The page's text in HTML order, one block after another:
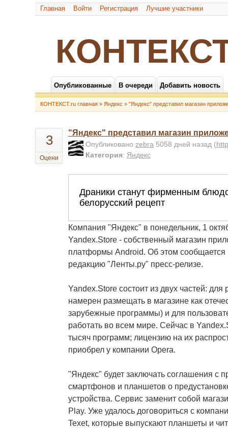
Главная Войти Регистрация Лучшие участники
Опубликованные В очереди Добавить новость
КОНТЕКСТ.ru главная » Яндекс » "Яндекс" представил магазин
3
Оцени
"Яндекс" представил магазин
Опубликовано zebra 5058 дней назад (
Категория: Яндекс
Компания "Яндекс" в понедельник, 1
Yandex.Store - собственный магазин
платформы Android. Об этом сообщается
редакцию "Ленты.ру" пресс-релизе.
Yandex.Store состоит из двух частей: для
намерен размещать в магазине как
зарубежные программы) и для
работать во всем мире. Сейчас в
тысяч программ; лицензию на их
приобрел у компании Opera.
"Яндекс" будет заключать соглашения с
смартфонов и планшетов о
устройства. Сервис заменит собой
Play. Уже удалось договориться с
Texet, которые выпускают планшеты и